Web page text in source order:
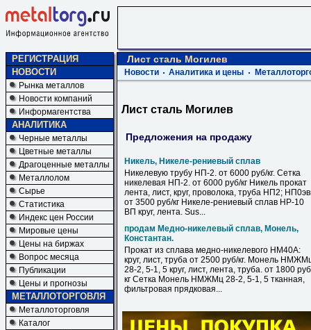
РЕГИСТРАЦИЯ
НОВОСТИ
Рынка металлов
Новости компаний
Информагентства
АНАЛИТИКА
Черные металлы
Цветные металлы
Драгоценные металлы
Металлолом
Сырье
Статистика
Индекс цен России
Мировые цены
Цены на биржах
Вопрос месяца
Публикации
Цены и прогнозы
МЕТАЛЛОТОРГОВЛЯ
Металлоторговля
Каталог
Лист сталь Могилев
Новости Аналитика и цены
Лист сталь Могилев
Предложения на продажу
Никель, Никеле-рениевый сплав
Никелевую трубу НП-2. от 6000 руб/кг. Сетка
никелевая НП-2. от 6000 руб/кг Никель прокат
лента, лист, круг, проволока, труба НП2;
от 3500 руб/кг Никеле-рениевый сплав НР-10
ВП круг, лента. Sus...
продам Медно-никелевый сплав, Монель,
Константан.
Прокат из сплава медно-никелевого НМ40А:
круг, лист, труба от 2500 руб/кг. Монель
28-2, 5-1, 5 круг, лист, лента, труба. от 1800
кг Сетка Монель НМЖМц 28-2, 5-1, 5 тканная,
фильтровая прядковая...